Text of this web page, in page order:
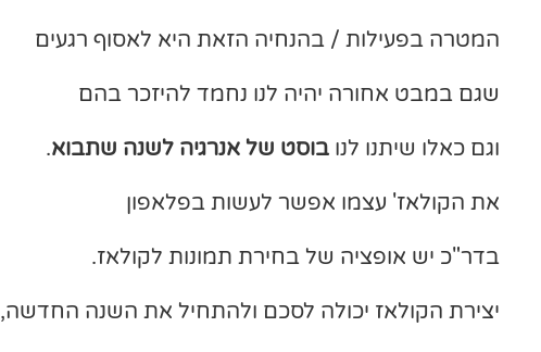
המטרה בפעילות / בהנחיה הזאת היא לאסוף רגעים
שגם במבט אחורה יהיה לנו נחמד להיזכר בהם
וגם כאלו שיתנו לנו בוסט של אנרגיה לשנה שתבוא.
את הקולאז' עצמו אפשר לעשות בפלאפון
בדר"כ יש אופציה של בחירת תמונות לקולאז.
יצירת הקולאז יכולה לסכם ולהתחיל את השנה החדשה,